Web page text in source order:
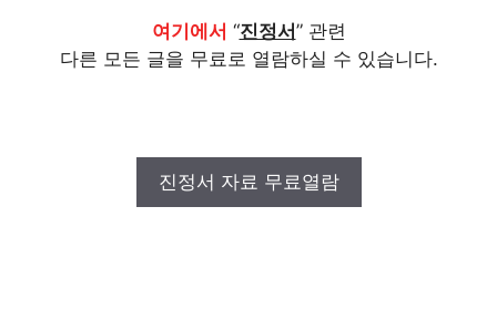
여기에서 “진정서” 관련
다른 모든 글을 무료로 열람하실 수 있습니다.
진정서 자료 무료열람